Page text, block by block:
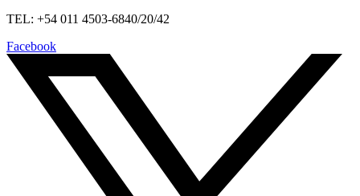
TEL: +54 011 4503-6840/20/42
Facebook